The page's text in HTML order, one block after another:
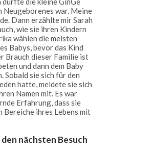
Neugeborenes war. Meine
Dann erzählte mir Sarah
wie sie ihren Kindern
wählen die meisten
Babys, bevor das Kind
Brauch dieser Familie ist
und dann dem Baby
Sobald sie sich für den
hatte, meldete sie sich
Namen mit. Es war
Erfahrung, dass sie
Bereiche ihres Lebens mit
nächsten Besuch